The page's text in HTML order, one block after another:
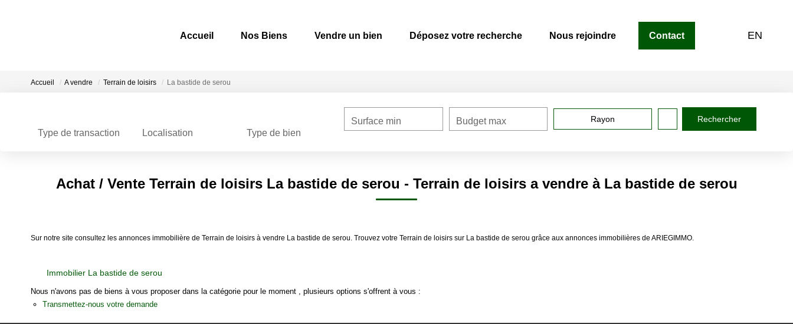
Accueil Nos Biens Vendre un bien Déposez votre recherche Nous rejoindre Contact EN
Accueil A vendre Terrain de loisirs La bastide de serou
Type de transaction Localisation Type de bien
Surface min Budget max Rayon
Achat / Vente Terrain de loisirs La bastide de serou - Terrain de loisirs a vendre à La bastide de serou
Sur notre site consultez les annonces immobilière de Terrain de loisirs à vendre La bastide de serou. Trouvez votre Terrain de loisirs sur La bastide de serou grâce aux annonces immobilières de ARIEGIMMO.
Immobilier La bastide de serou
Nous n'avons pas de biens à vous proposer dans la catégorie pour le moment , plusieurs options s'offrent à vous :
Transmettez-nous votre demande